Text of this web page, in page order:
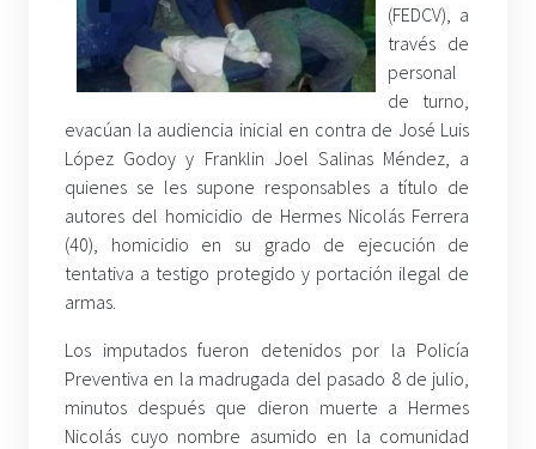
(FEDCV), a
través de
personal
de turno,
evacúan la audiencia inicial en contra de José Luis
López Godoy y Franklin Joel Salinas Méndez, a
quienes se les supone responsables a título de
autores del homicidio de Hermes Nicolás Ferrera
(40), homicidio en su grado de ejecución de
tentativa a testigo protegido y portación ilegal de
armas.
Los imputados fueron detenidos por la Policía
Preventiva en la madrugada del pasado 8 de julio,
minutos después que dieron muerte a Hermes
Nicolás cuyo nombre asumido en la comunidad